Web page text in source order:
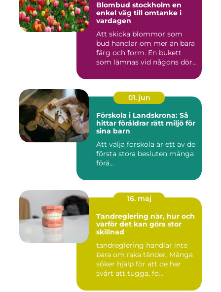
Blombud stockholm en
enkel väg till omtanke i
vardagen
Att skicka blommor som
bud handlar om mer än bara
färg och form. En bukett
som lämnas vid någons dör...
01. jun
Förskola i Landskrona: Så
hittar föräldrar rätt miljö för
sina barn
Att välja förskola är ett av de
första stora besluten många
förä...
16. maj
Tandreglering när, hur och
varför det kan göra stor
skillnad
tandreglering handlar inte
bara om raka tänder. Många
söker hjälp för att de har
svårt att tugga, fö...